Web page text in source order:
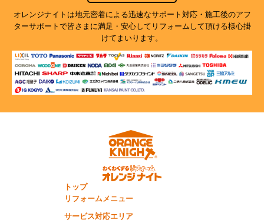
オレンジナイトは地元密着による迅速なサポート対応・施工後のアフ
ターサポートで皆さまに満足・安心してリフォームして頂ける様心掛
けてまいります。
トップ
リフォームメニュー
サービス対応エリア